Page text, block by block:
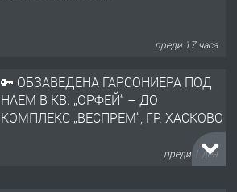
преди 17 часа
🔑 ОБЗАВЕДЕНА ГАРСОНИЕРА ПОД
НАЕМ В КВ. „ОРФЕЙ“ – ДО
КОМПЛЕКС „ВЕСПРЕМ“, ГР. ХАСКОВО
преди 1 ден